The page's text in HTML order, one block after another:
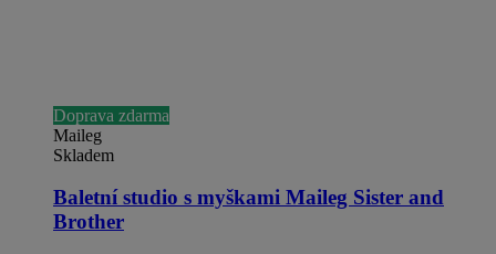
Doprava zdarma
Maileg
Skladem
Baletní studio s myškami Maileg Sister and
Brother